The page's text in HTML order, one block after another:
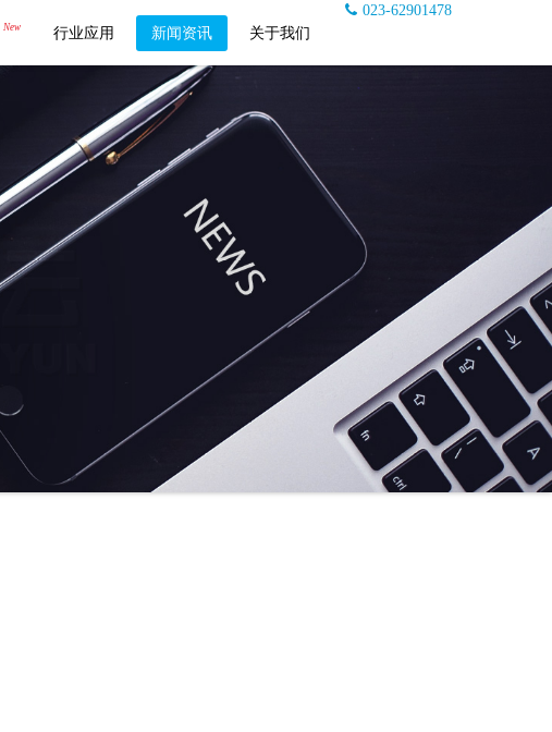
023-62901478
New 行业应用 新闻资讯 关于我们